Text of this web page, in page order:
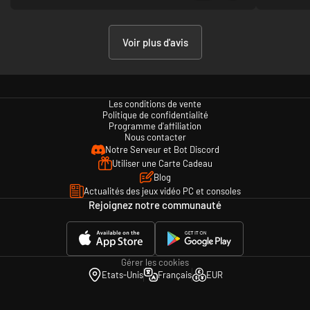
Voir plus d'avis
Les conditions de vente
Politique de confidentialité
Programme d'affiliation
Nous contacter
Notre Serveur et Bot Discord
Utiliser une Carte Cadeau
Blog
Actualités des jeux vidéo PC et consoles
Rejoignez notre communauté
Gérer les cookies
Etats-Unis
Français EUR